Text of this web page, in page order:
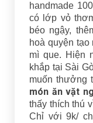
handmade
có lớp vỏ
béo ngậy,
hoà quyện
mì que. Hiện
khắp tại Sài
muốn thưởng
món ăn vặt
thấy thích thú
Chỉ với 9k/